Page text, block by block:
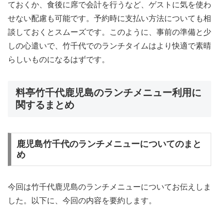
ておくか、食後に席で会計を行うなど、ゲストに気を使わ
せない配慮も可能です。予約時に支払い方法についても相
談しておくとスムーズです。このように、事前の準備と少
しの心遣いで、竹千代でのランチタイムはより快適で素晴
らしいものになるはずです。
料亭竹千代鹿児島のランチメニュー利用に
関するまとめ
鹿児島竹千代のランチメニューについてのまと
め
今回は竹千代鹿児島のランチメニューについてお伝えしま
した。以下に、今回の内容を要約します。